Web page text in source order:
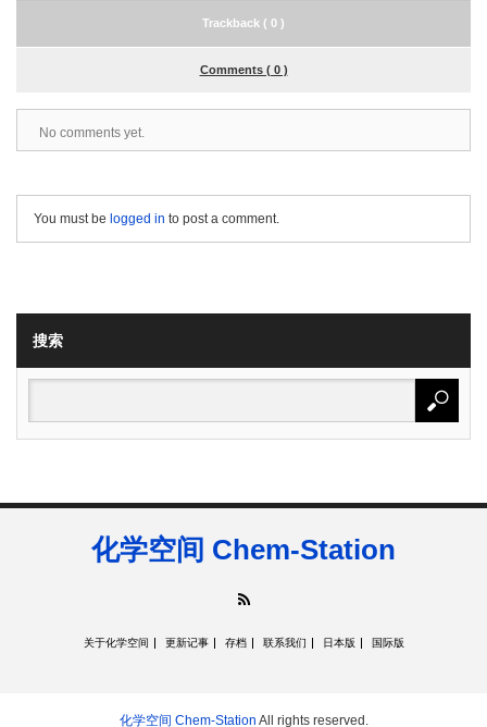
Trackback ( 0 )
Comments ( 0 )
No comments yet.
You must be logged in to post a comment.
搜索
化学空间 Chem-Station
关于化学空间 更新记事 存档 联系我们 日本版 国际版
化学空间 Chem-Station All rights reserved.